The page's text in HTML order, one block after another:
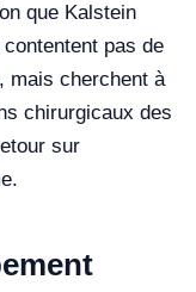
que Kalstein
pas de
mais cherchent à
chirurgicaux des
sur